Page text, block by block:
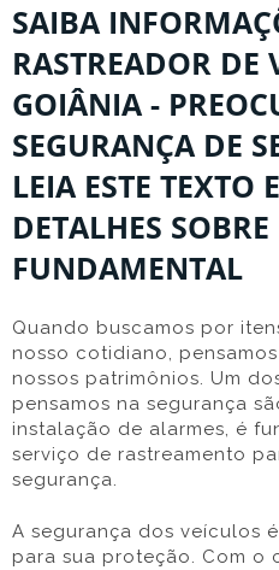
SAIBA
RASTREADOR DE
GOIÂNIA -
SEGURANÇA DE
LEIA ESTE TEXTO
DETALHES
FUNDAMENTAL
Quando buscamos por
nosso cotidiano,
nossos patrimônios. Um
pensamos na segurança
instalação de alarmes, é
serviço de rastreamento
segurança.
A segurança dos veículos
para sua proteção. Com o